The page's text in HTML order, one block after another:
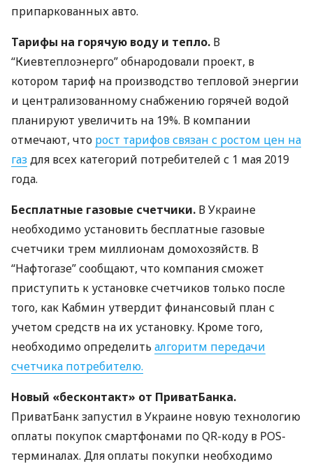
припаркованных авто.
Тарифы на горячую воду и тепло. В
“Киевтеплоэнерго” обнародовали проект, в
котором тариф на производство тепловой энергии
и централизованному снабжению горячей водой
планируют увеличить на 19%. В компании
отмечают, что рост тарифов связан с ростом цен на
газдля всех категорий потребителей с 1 мая 2019
года.
Бесплатные газовые счетчики. В Украине
необходимо установить бесплатные газовые
счетчики трем миллионам домохозяйств. В
“Нафтогазе” сообщают, что компания сможет
приступить к установке счетчиков только после
того, как Кабмин утвердит финансовый план с
учетом средств на их установку. Кроме того,
необходимо определить алгоритм передачи
счетчика потребителю.
Новый «бесконтакт» от ПриватБанка.
ПриватБанк запустил в Украине новую технологию
оплаты покупок смартфонами по QR-коду в POS-
терминалах. Для оплаты покупки необходимо